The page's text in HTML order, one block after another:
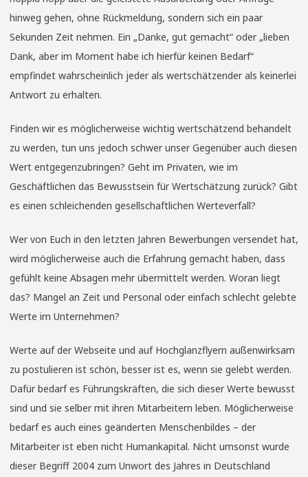
hinweg gehen, ohne Rückmeldung, sondern sich ein paar
Sekunden Zeit nehmen. Ein „Danke, gut gemacht“ oder „lieben
Dank, aber im Moment habe ich hierfür keinen Bedarf“
empfindet wahrscheinlich jeder als wertschätzender als keinerlei
Antwort zu erhalten.
Finden wir es möglicherweise wichtig wertschätzend behandelt
zu werden, tun uns jedoch schwer unser Gegenüber auch diesen
Wert entgegenzubringen? Geht im Privaten, wie im
Geschäftlichen das Bewusstsein für Wertschätzung zurück? Gibt
es einen schleichenden gesellschaftlichen Werteverfall?
Wer von Euch in den letzten Jahren Bewerbungen versendet hat,
wird möglicherweise auch die Erfahrung gemacht haben, dass
gefühlt keine Absagen mehr übermittelt werden. Woran liegt
das? Mangel an Zeit und Personal oder einfach schlecht gelebte
Werte im Unternehmen?
Werte auf der Webseite und auf Hochglanzflyern außenwirksam
zu postulieren ist schön, besser ist es, wenn sie gelebt werden.
Dafür bedarf es Führungskräften, die sich dieser Werte bewusst
sind und sie selber mit ihren Mitarbeitern leben. Möglicherweise
bedarf es auch eines geänderten Menschenbildes – der
Mitarbeiter ist eben nicht Humankapital. Nicht umsonst wurde
dieser Begriff 2004 zum Unwort des Jahres in Deutschland